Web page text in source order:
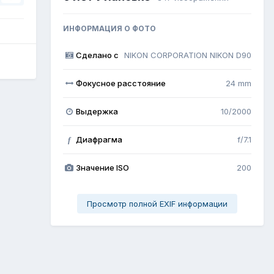
ИНФОРМАЦИЯ О ФОТО
Сделано с NIKON CORPORATION NIKON D90
Фокусное расстояние 24 mm
Выдержка 10/2000
f Диафрагма f/7.1
Значение ISO 200
Просмотр полной EXIF информации